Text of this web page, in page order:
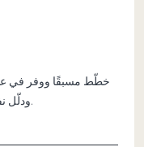
ودلّل نفسك ببوفيه إفطار مجاني عند الحجز مسبقًا.